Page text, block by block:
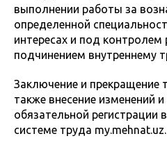
выполнении работы за
определенной
интересах и под
подчинением внутреннему
Заключение и прекращение
также внесение изменений
обязательной регистрации
системе труда my.mehnat.uz.